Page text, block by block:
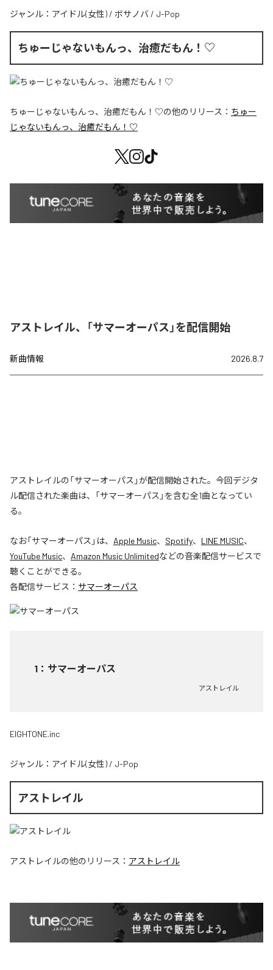
ジャンル： アイドル(女性) / ボサノバ / J-Pop
ちゅーじゃないもんっ、治癒だもん！♡
ちゅーじゃないもんっ、治癒だもん！♡の他のリリース： ちゅー
じゃないもんっ、治癒だもん！♡
アストレイル、「サマーオーパス」を配信開始
新曲情報 2026.8.7
アストレイルの「サマーオーパス」が配信開始された。今回デジタ
ル配信された楽曲は、「サマーオーパス」を含む全1曲となってい
る。
なお「サマーオーパス 」は、 Apple Music、 Spotify、 LINE MUSIC、
YouTube Music、 Amazon Music Unlimitedなどの音楽配信サービスで
聴くことができる。
各配信サービス： サマーオーパス
1 ： サマーオーパス
アストレイル
EIGHTONE.inc
ジャンル： アイドル(女性) / J-Pop
アストレイル
アストレイルの他のリリース： アストレイル